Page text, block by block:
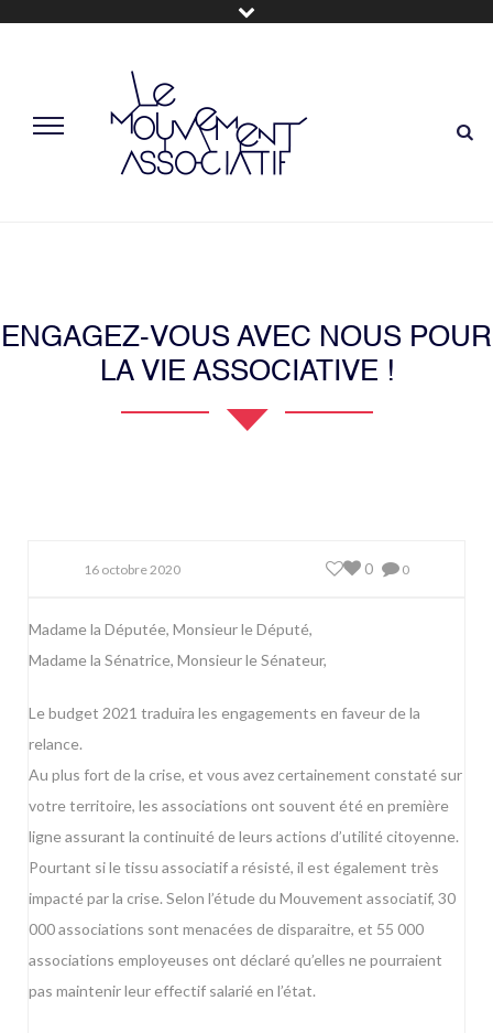
ENGAGEZ-VOUS AVEC NOUS POUR
LA VIE ASSOCIATIVE !
16 octobre 2020 0
0
Madame la Députée, Monsieur le Député,
Madame la Sénatrice, Monsieur le Sénateur,
Le budget 2021 traduira les engagements en faveur de la
relance.
Au plus fort de la crise, et vous avez certainement constaté sur
votre territoire, les associations ont souvent été en première
ligne assurant la continuité de leurs actions d’utilité citoyenne.
Pourtant si le tissu associatif a résisté, il est également très
impacté par la crise. Selon l’étude du Mouvement associatif, 30
000 associations sont menacées de disparaitre, et 55 000
associations employeuses ont déclaré qu’elles ne pourraient
pas maintenir leur effectif salarié en l’état.